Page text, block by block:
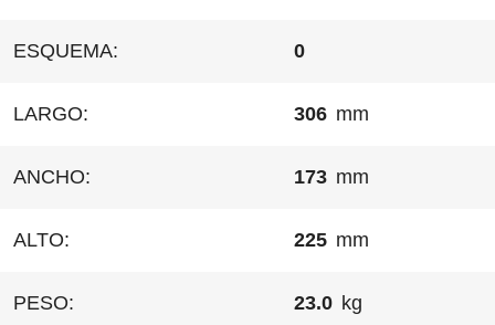
ESQUEMA: 0
LARGO: 306 mm
ANCHO: 173 mm
ALTO: 225 mm
PESO: 23.0 kg